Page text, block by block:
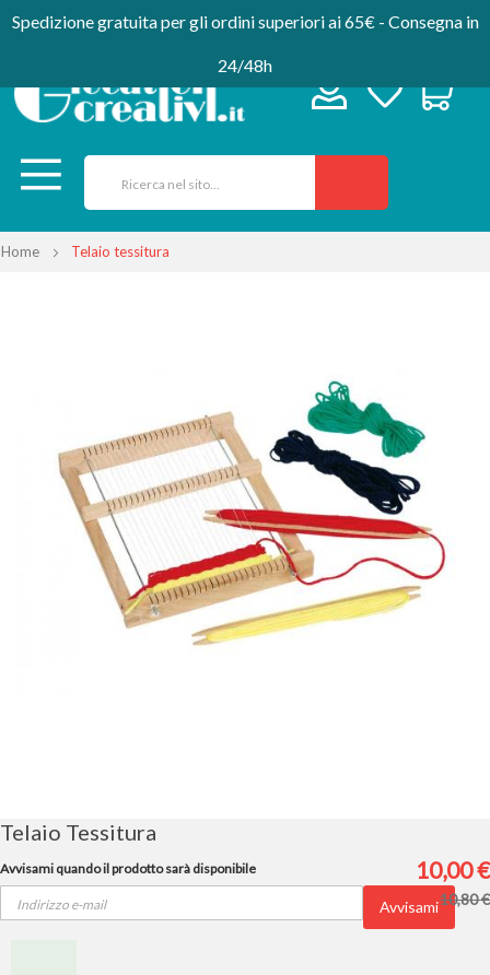
Spedizione gratuita per gli ordini superiori ai 65€ - Consegna in
24/48h
Home Telaio tessitura
galleria
di
immagini
Telaio Tessitura
10,00 €
10,80 €
Avvisami quando il prodotto sarà disponibile
Avvisami